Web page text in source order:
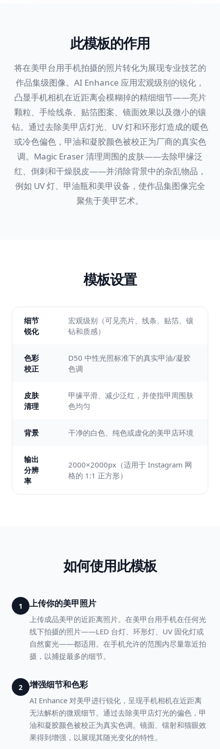
此模板的作用
将在美甲台用手机拍摄的照片转化为展现专业技艺的
作品集级图像。AI Enhance 应用宏观级别的锐化，
凸显手机相机在近距离会模糊掉的精细细节——亮片
颗粒、手绘线条、贴箔图案、镜面效果以及微小的镶
钻。通过去除美甲店灯光、UV 灯和环形灯造成的暖色
或冷色偏色，甲油和凝胶颜色被校正为厂商的真实色
调。Magic Eraser 清理周围的皮肤——去除甲缘泛
红、倒刺和干燥脱皮——并消除背景中的杂乱物品，
例如 UV 灯、甲油瓶和美甲设备，使作品集图像完全
聚焦于美甲艺术。
模板设置
细节
锐化
宏观级别（可见亮片、线条、贴箔、镶
钻和质感）
色彩
校正
D50 中性光照标准下的真实甲油/凝胶
色调
皮肤
清理
甲缘平滑、减少泛红，并使指甲周围肤
色均匀
背景 干净的白色、纯色或虚化的美甲店环境
输出
分辨
率
2000×2000px（适用于 Instagram 网
格的 1:1 正方形）
如何使用此模板
1 上传你的美甲照片
上传成品美甲的近距离照片。在美甲台用手机在任何光
线下拍摄的照片——LED 台灯、环形灯、UV 固化灯或
自然窗光——都适用。在手机允许的范围内尽量靠近拍
摄，以捕捉最多的细节。
2 增强细节和色彩
AI Enhance 对美甲进行锐化，呈现手机相机在近距离
无法解析的微观细节。通过去除美甲店灯光的偏色，甲
油和凝胶颜色被校正为真实色调。镜面、镭射和猫眼效
果得到增强，以展现其随光变化的特性。